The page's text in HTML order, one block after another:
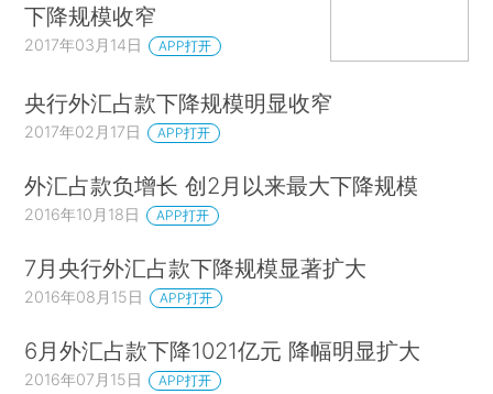
下降规模收窄
2017年03月14日 APP打开
央行外汇占款下降规模明显收窄
2017年02月17日 APP打开
外汇占款负增长 创2月以来最大下降规模
2016年10月18日 APP打开
7月央行外汇占款下降规模显著扩大
2016年08月15日 APP打开
6月外汇占款下降1021亿元 降幅明显扩大
2016年07月15日 APP打开